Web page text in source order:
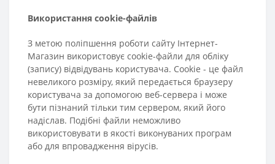
Використання cookie-файлів
З метою поліпшення роботи сайту Інтернет-
Магазин використовує cookie-файли для обліку
(запису) відвідувань користувача. Cookie - це файл
невеликого розміру, який передається браузеру
користувача за допомогою веб-сервера і може
бути пізнаний тільки тим сервером, який його
надіслав. Подібні файли неможливо
використовувати в якості виконуваних програм
або для впровадження вірусів.